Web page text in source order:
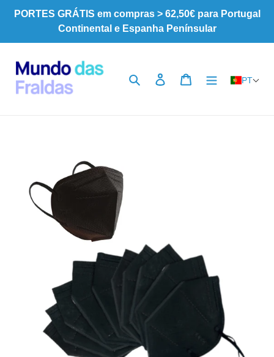
para
Conteúdo
PORTES GRÁTIS em compras > 62,50€ para Portugal
Continental e Espanha Penínsular
PesquisarIniciar sessão
Carrinho PT